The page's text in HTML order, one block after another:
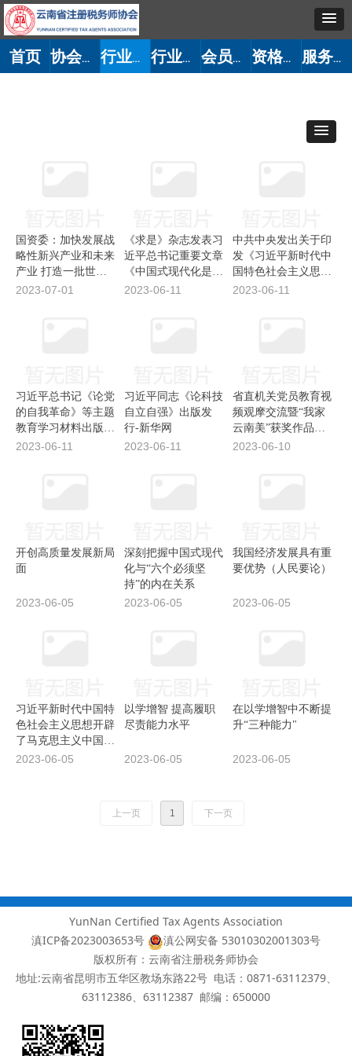
首页 协会概况 行业党建 行业动态 会员管理 资格考试 服务大厅
国资委：加快发展战
略性新兴产业和未来
产业 打造一批世界
级战略性新兴产业集
2023-07-01
《求是》杂志发表习
近平总书记重要文章
《中国式现代化是中
国共产党领导的社会
2023-06-11
中共中央发出关于印
发《习近平新时代中
国特色社会主义思想
学习纲要（2023年
2023-06-11
习近平总书记《论党
的自我革命》等主题
教育学习材料出版发
行-新华网
2023-06-11
习近平同志《论科技
自立自强》出版发
行-新华网
2023-06-11
省直机关党员教育视
频观摩交流暨“我家
云南美”获奖作品展
播——金沙水拍云崖
2023-06-10
开创高质量发展新局
面
2023-06-05
深刻把握中国式现代
化与“六个必须坚
持”的内在关系
2023-06-05
我国经济发展具有重
要优势（人民要论）
2023-06-05
习近平新时代中国特
色社会主义思想开辟
了马克思主义中国化
时代化新境界
2023-06-05
以学增智 提高履职
尽责能力水平
2023-06-05
在以学增智中不断提
升“三种能力"
2023-06-05
上一页 1 下一页
YunNan Certified Tax Agents Association
滇ICP备2023003653号
滇公网安备 53010302001303号
版权所有：云南省注册税务师协会
地址:云南省昆明市五华区教场东路22号 电话：0871-63112379、
63112386、63112387 邮编：650000